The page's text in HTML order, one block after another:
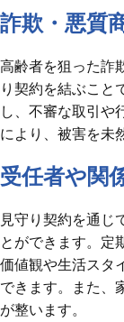
詐欺・悪質
高齢者を狙った詐
り契約を結ぶこと
し、不審な取引や
により、被害を未
受任者や関
見守り契約を通じ
とができます。定
価値観や生活スタ
できます。また、
が整います。